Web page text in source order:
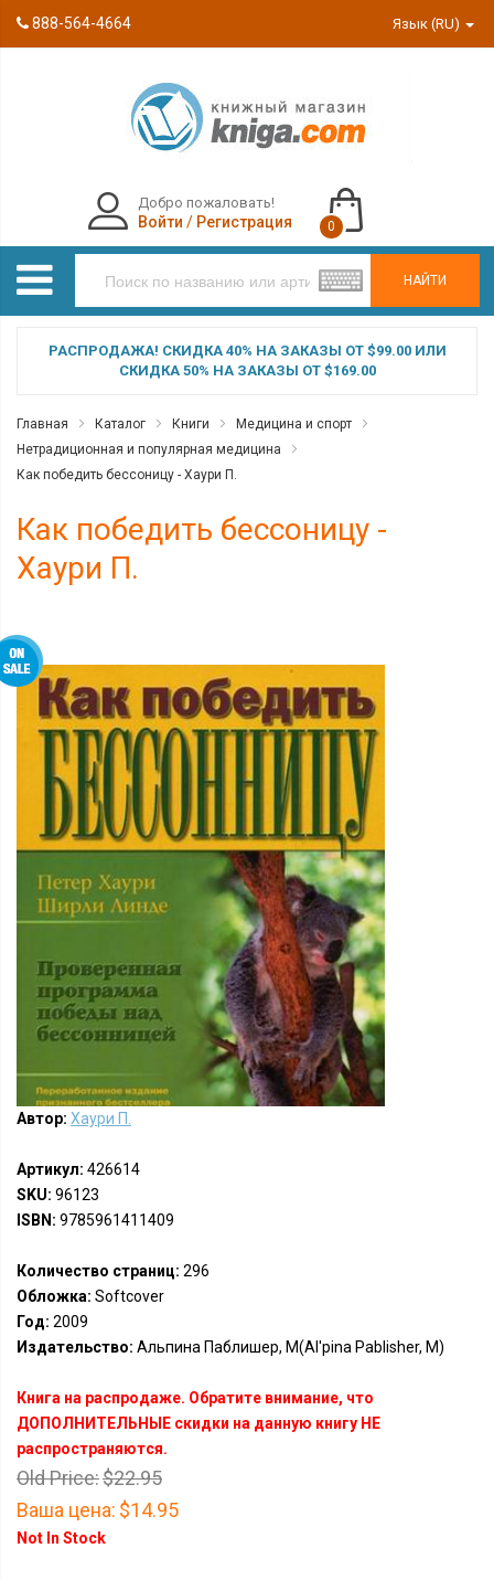
888-564-4664 Язык (RU)
НАЙТИ
Добро пожаловать!
Войти / Регистрация 0
РАСПРОДАЖА! СКИДКА 40% НА ЗАКАЗЫ ОТ $99.00 ИЛИ
СКИДКА 50% НА ЗАКАЗЫ ОТ $169.00
Главная Каталог Книги
Медицина и спорт
Нетрадиционная и популярная медицина
Как победить бессоницу - Хаури П.
Как победить бессоницу -
Хаури П.
Автор: Хаури П.
Артикул: 426614
SKU: 96123
ISBN: 9785961411409
Количество страниц: 296
Обложка: Softcover
Год: 2009
Издательство: Альпина Паблишер, М(Al'pina Pablisher, M)
Книга на распродаже. Обратите внимание, что
ДОПОЛНИТЕЛЬНЫЕ скидки на данную книгу НЕ
распространяются.
Old Price:$22.95
Ваша цена: $14.95
Not In Stock